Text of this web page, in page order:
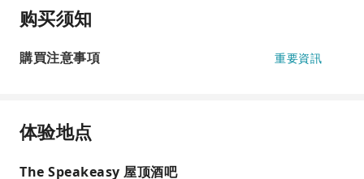
购买须知
購買注意事項 重要資訊
体验地点
The Speakeasy 屋顶酒吧